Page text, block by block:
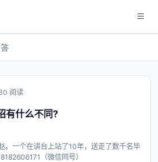
阅读
有什么不同?
。一个在讲台上站了10年，送走了数千名毕
（微信同号）